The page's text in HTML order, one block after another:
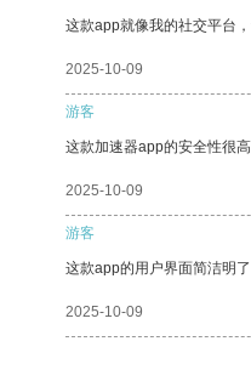
这款app就像我的社交平台
2025-10-09
游客
这款加速器app的安全性很
2025-10-09
游客
这款app的用户界面简洁明
2025-10-09